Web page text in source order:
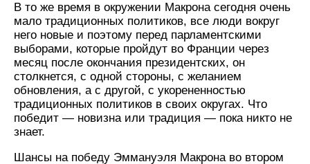
В то же время в окружении Макрона сегодня очень
мало традиционных политиков, все люди вокруг
него новые и поэтому перед парламентскими
выборами, которые пройдут во Франции через
месяц после окончания президентских, он
столкнется, с одной стороны, с желанием
обновления, а с другой, с укорененностью
традиционных политиков в своих округах. Что
победит — новизна или традиция — пока никто не
знает.
Шансы на победу Эммануэля Макрона во втором